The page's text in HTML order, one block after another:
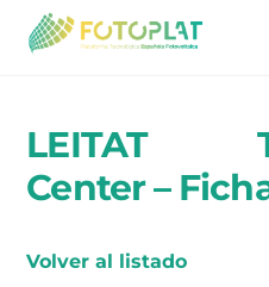
Skip
LEITAT
Center –
Volver al listado